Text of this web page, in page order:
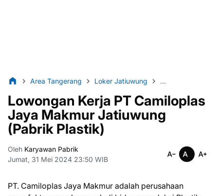
Area Tangerang Loker Jatiuwung Loker Pabrik
Lowongan Kerja PT Camiloplas
Jaya Makmur Jatiuwung
(Pabrik Plastik)
Oleh Karyawan Pabrik
Jumat, 31 Mei 2024 23:50 WIB
PT. Camiloplas Jaya Makmur adalah perusahaan